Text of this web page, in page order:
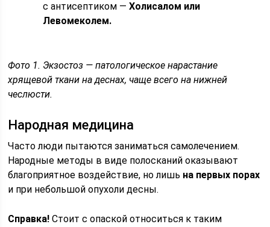
с антисептиком —Холисалом или
Левомеколем.
Фото 1. Экзостоз — патологическое нарастание
хрящевой ткани на деснах, чаще всего на нижней
чеслюсти.
Народная медицина
Часто люди пытаются заниматься самолечением.
Народные методы в виде полосканий оказывают
благоприятное воздействие, но лишь на первых порах
и при небольшой опухоли десны.
Справка! Стоит с опаской относиться к таким